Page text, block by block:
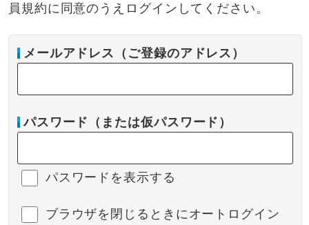
員規約に同意のうえログインしてください。
メールアドレス（ご登録のアドレス）
パスワード（または仮パスワード）
パスワードを表示する
ブラウザを閉じるときにオートログイン